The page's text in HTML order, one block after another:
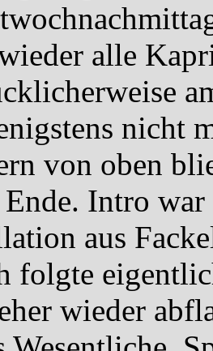
alle
nicht
von oben
Intro
aus
folgte
wieder